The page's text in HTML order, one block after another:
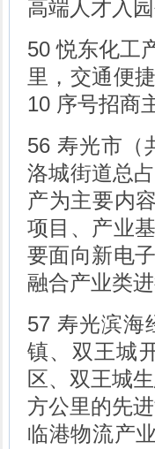
高端人才入园
50 悦东化工
里，交通便
10 序号招商
56 寿光市（
洛城街道总
产为主要内
项目、产业
要面向新电
融合产业类进
57 寿光滨海经济开发区先进制造高端化工寿光市羊口镇、侯镇、双王城开发区辖羊口先进制造业园区、侯镇海洋化工园区、双王城生态经济园区三个园区，划分为六个功能区：80 平方公里的先进制造业产业区、高新技术产业区、10 平方公里的临港物流产业区、20 平方公里的海洋精细化工产业区、20 平方公里的生态旅游产业区、中心商务区。重点发展先进制造业、加工业、新能源、新材料；生物基新材料、高端精细化工、大型仓储物流、大型装备制造、新型能源、生态循环等产业。 58 城市产业综合体产业园区寿光市洛城街道以创新创业示范产业园为载体，高标准规划建设科创服务中心、科技孵化中心等，打造集科技研发、创新孵化、成果转化、仓储物流、展览展示、商务办公、生活服务于一体的多功能城市产业综合体。依托企业自身土地、资金、厂房等要素，重点招引数字技术、信息科技、智能技术、生物工程等前沿高端新技术，培植生物基、新能源、人力资源、生物医药等新产业。 59 现代生物产业园高端装备生物基新材料潍坊（寿光）高新区总规划面积 14.2 平方公里，已形成高端装备制造业、生物基新材料为代表的产业发展格局，推动生物基新材料、生物医药等生物智造新兴产业规模化发展，高端装备制造产业高端化发展，以现有龙头骨干企业为依托，重点培育装备制造、农副产品深加工、生物基新材料和医药等产业集群。 60 建筑建造新材料产业园新材料寿光市田柳镇规划面积为 3 平方公里，以打造建筑建造新材料产业园为导向，新龙集团 1 万吨（芳纶）特种功能性新材料、祥生科技 CPVC 消防管材等项目已具规模，不断延伸并形成完整的建筑新材料产业链，重点面向建筑新材料产业招商。 61 智慧农业装备产业园现代农业寿光市文家街道占地 1000 亩，主要包括创新创业区、交易区、展示示范区、生产仓储加工区等四大功能分区。主要面向温室工程、温室材料、高档农膜、自动卷帘机和智能水肥一体机、温室机械、智能控制器等生产销售企业招商。 11 序号招商主体项目名称 项目类别 建设地点 项目概况联系人及联系方式 62 高分子新材料产业园新材料寿光市侯镇化工产业园规划占地 2000 亩，主要规划建设三个板块：“生物基医药高分子区、功能高分子区、特种高分子区。重点面向碳纤维、改性材料、高分子纤维、水溶性聚合物、减水剂、高端生物医药等高分子材料及工艺，招引聚合新材料、合成橡胶、水处理剂、高档溶剂等新材料产业招商，打造国内领先的科技、环保、国际化高分子新材料生产基地和产业集聚中心。 63 鲁丽木业生态产业园生态木业寿光市侯镇位于寿光（滨海）产业园，规划面积 3000 亩，主要建设基础材料自卸生产区、智慧化家居产品生产区、物流贸易区和综合服务区等功能区。优先发展木业加工、家具家装、物流贸易、五金机械和其他先进制造业项目，着力打造研发设计、生产制造、展览展示、贸易流通为一体的产业集群，加快产业转型升级，推动新旧动能转换，不断提升发展成效和整体实力，努力建成国内一流、亚洲最大的高端木制品加工产业园区。 64 安丘市（共 5 个）创智谷精密制造产业园新一代信息技术安丘经济开发区项目占地 3000 亩，是集生产、研发、办公、商住和生活于一体的产城融合功能区，由生产研发、办公服务、生活居住三大集群板块和若干小配套板块组成。其中，生产研发板块 1720 亩，主要吸引以歌尔为主体的微电子、新型电子元器件、计算机及网络、信息安全、通信等领域企业落户，为其提供生产平台，打造“精密制造产业基地”。办公服务板块 300 亩，重点引进科研机构、研发团队，搭建政产学研金服用合作平台；生活居住板块 1000 亩，提供居住、教育、娱乐休闲等综合性服务。面向人工智能、电子信息等产业招商。刘 江 永 0536-8025 253 65 安丘农谷 现代农业安丘市兴安街道办事处项目占地 1.1 万亩，立足安丘优质农业基础，叫响“安丘农耕”标志品牌，瞄准国内外高端食品农产品市场，探索企业总部、科研孵化、原料交易、仓储保鲜、产品深加工、冷链物流、创客空间、品牌运营、综合服务等功能业态发展新路径，面向食品深加工、电子商务、金融服务、检测平台等产业招商。 66 节能环保新材料产业园新材料安丘市新安街道办事处项目规划占地 1 万亩，设置管理服务区、生产加工区、尾废处理区、原料存放区四大功能区，通过引导、规范、推动行业企业转型升级，与领军企业、行业协会、技术专家合作，集聚发展新材料产业。面向节能环保装备、新材料研发、科研机构等开展合作招商。 12 序号招商主体项目名称 项目类别 建设地点 项目概况联系人及联系方式 67 装备制造产业园高端装备安丘市兴安街道办事处项目规划占地 6500 亩，建设四个特色园中园：高端装备制造区、高新科技产业区、新型建材产业区、现代商贸服务区，面向智能制造、节能环保、高端成套装备等产业招商。 68 电子信息产业园新一代信息技术安丘市新安街道办事处项目采取“产业+配套、平台+生